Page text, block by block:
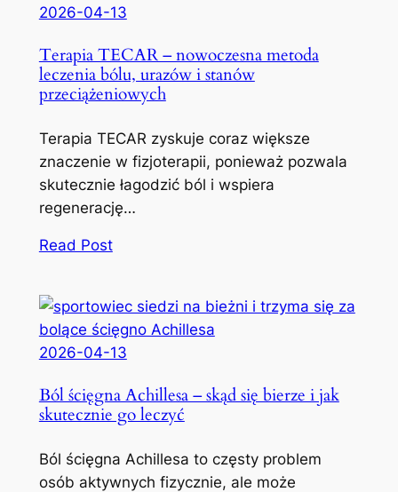
2026-04-13
Terapia TECAR – nowoczesna metoda
leczenia bólu, urazów i stanów
przeciążeniowych
Terapia TECAR zyskuje coraz większe
znaczenie w fizjoterapii, ponieważ pozwala
skutecznie łagodzić ból i wspiera
regenerację…
Read Post
2026-04-13
Ból ścięgna Achillesa – skąd się bierze i jak
skutecznie go leczyć
Ból ścięgna Achillesa to częsty problem
osób aktywnych fizycznie, ale może